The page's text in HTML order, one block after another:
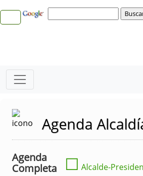
Agenda
Agenda
Completa
☐ Alcalde-